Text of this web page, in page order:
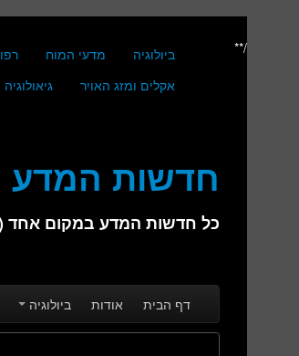
ביולוגיה מדעי המוח
אקלים ומזג האויר
גיאולוגיה
חדשות המדע
כל חדשות המדע במקום אחד
Main menu
דף הבית אודות ביולוגיה
/**